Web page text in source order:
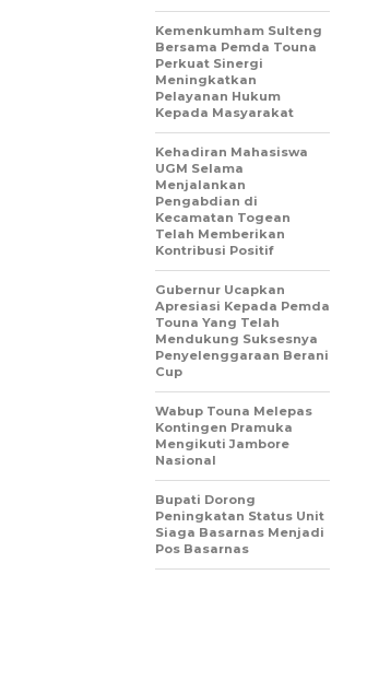
Kemenkumham Sulteng
Bersama Pemda Touna
Perkuat Sinergi
Meningkatkan
Pelayanan Hukum
Kepada Masyarakat
Kehadiran Mahasiswa
UGM Selama
Menjalankan
Pengabdian di
Kecamatan Togean
Telah Memberikan
Kontribusi Positif
Gubernur Ucapkan
Apresiasi Kepada Pemda
Touna Yang Telah
Mendukung Suksesnya
Penyelenggaraan Berani
Cup
Wabup Touna Melepas
Kontingen Pramuka
Mengikuti Jambore
Nasional
Bupati Dorong
Peningkatan Status Unit
Siaga Basarnas Menjadi
Pos Basarnas